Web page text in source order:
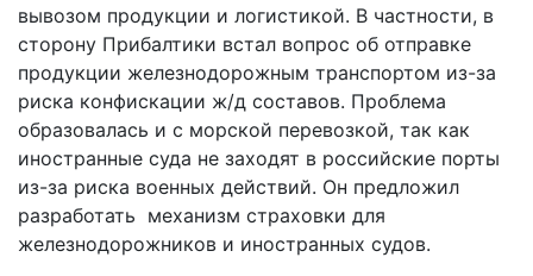
вывозом продукции и логистикой. В частности, в
сторону Прибалтики встал вопрос об отправке
продукции железнодорожным транспортом из-за
риска конфискации ж/д составов. Проблема
образовалась и с морской перевозкой, так как
иностранные суда не заходят в российские порты
из-за риска военных действий. Он предложил
разработать механизм страховки для
железнодорожников и иностранных судов.